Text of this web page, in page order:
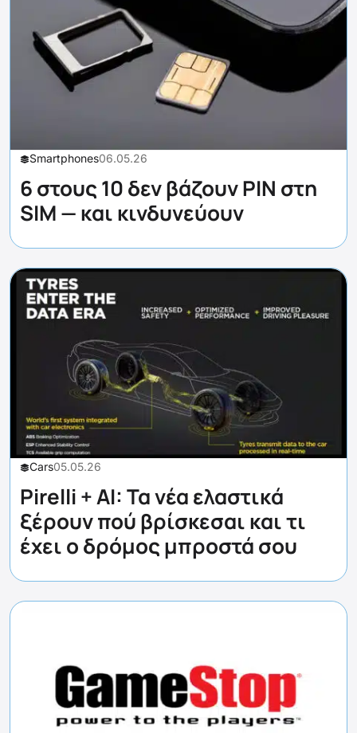
Smartphones06.05.26
6 στους 10 δεν βάζουν PIN στη
SIM — και κινδυνεύουν
Cars05.05.26
Pirelli + AI: Τα νέα ελαστικά
ξέρουν πού βρίσκεσαι και τι
έχει ο δρόμος μπροστά σου